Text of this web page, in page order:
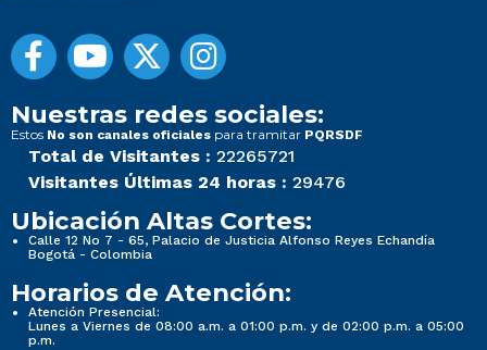
Nuestras redes sociales:
Estos No son canales oficiales para tramitar PQRSDF
Total de Visitantes : 22265721
Visitantes Últimas 24 horas : 29476
Ubicación Altas Cortes:
Calle 12 No 7 - 65, Palacio de Justicia Alfonso Reyes Echandía
Bogotá - Colombia
Horarios de Atención:
Atención Presencial:
Lunes a Viernes de 08:00 a.m. a 01:00 p.m. y de 02:00 p.m. a 05:00
p.m.